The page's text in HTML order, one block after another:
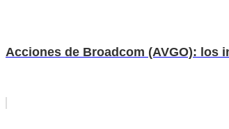
Acciones de Broadcom (AVGO): los